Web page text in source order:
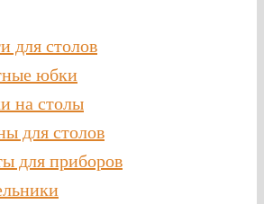
для столов
юбки
на столы
для столов
для приборов